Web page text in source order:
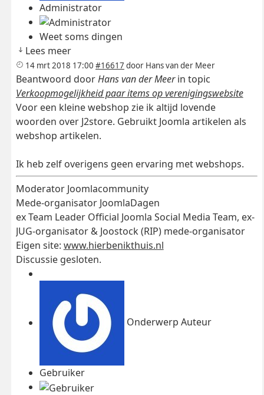
Administrator
Weet soms dingen
Lees meer
14 mrt 2018 17:00 #16617 door Hans van der Meer
Beantwoord doorHans van der Meerin topic
Verkoopmogelijkheid paar items op verenigingswebsite
Voor een kleine webshop zie ik altijd lovende
woorden over J2store. Gebruikt Joomla artikelen als
webshop artikelen.
Ik heb zelf overigens geen ervaring met webshops.
Moderator Joomlacommunity
Mede-organisator JoomlaDagen
ex Team Leader Official Joomla Social Media Team, ex-
JUG-organisator & Joostock (RIP) mede-organisator
Eigen site: www.hierbenikthuis.nl
Discussie gesloten.
Onderwerp Auteur
Gebruiker